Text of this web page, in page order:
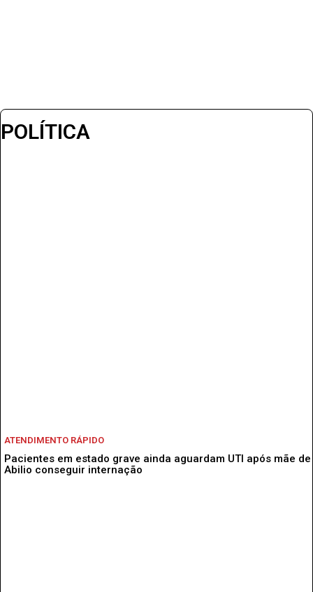
POLÍTICA
ATENDIMENTO RÁPIDO
Pacientes em estado grave ainda aguardam UTI após mãe de
Abilio conseguir internação